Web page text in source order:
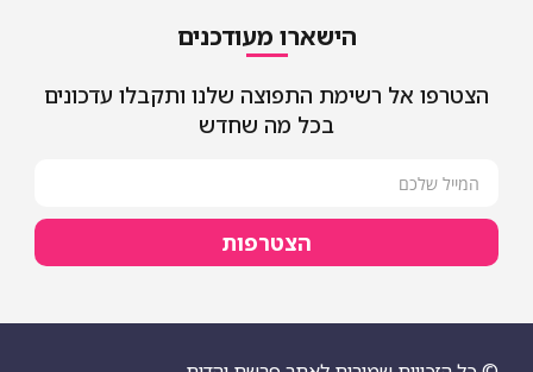
הישארו מעודכנים
הצטרפו אל רשימת התפוצה שלנו ותקבלו עדכונים
בכל מה שחדש
הצטרפות